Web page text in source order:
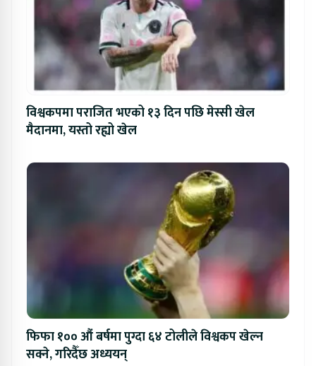
विश्वकपमा पराजित भएको १३ दिन पछि मेस्सी खेल
मैदानमा, यस्तो रह्यो खेल
फिफा १०० औं बर्षमा पुग्दा ६४ टोलीले विश्वकप खेल्न
सक्ने, गरिदैँछ अध्ययन्